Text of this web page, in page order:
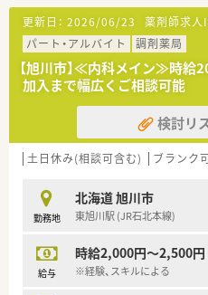
〈パート薬剤師さん募集で
■時間や回数はご相談に応じ
相談ください！
■AMのみ、またはPMのみの
させていただきます
■週20時間以上勤務で社保
も歓迎！
■サポート体制万全！研修制
経験が浅くて調剤に自信の
ある方の復帰も歓迎です。
〈企業紹介〉
■全国に400店舗以上展開す
地域密着型店舗の割合が
■ご主人の転勤などがあっ
相談も可能です！
更新日： 2026/06/23 薬剤師求人
パート・アルバイト
調剤薬局
【旭川市】≪内科メイン≫時
加入まで幅広くご相談可能
検討リ
土日休み(相談可含む) ブランク
勤務地
北海道 旭川市
東旭川駅 (JR石北本線)
給与
時給2,000円～2,500円
※経験、スキルによる